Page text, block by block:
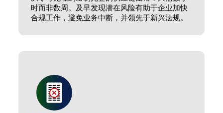
时而非数周。及早发现潜在风险有助于企业加快
合规工作，避免业务中断，并领先于新兴法规。